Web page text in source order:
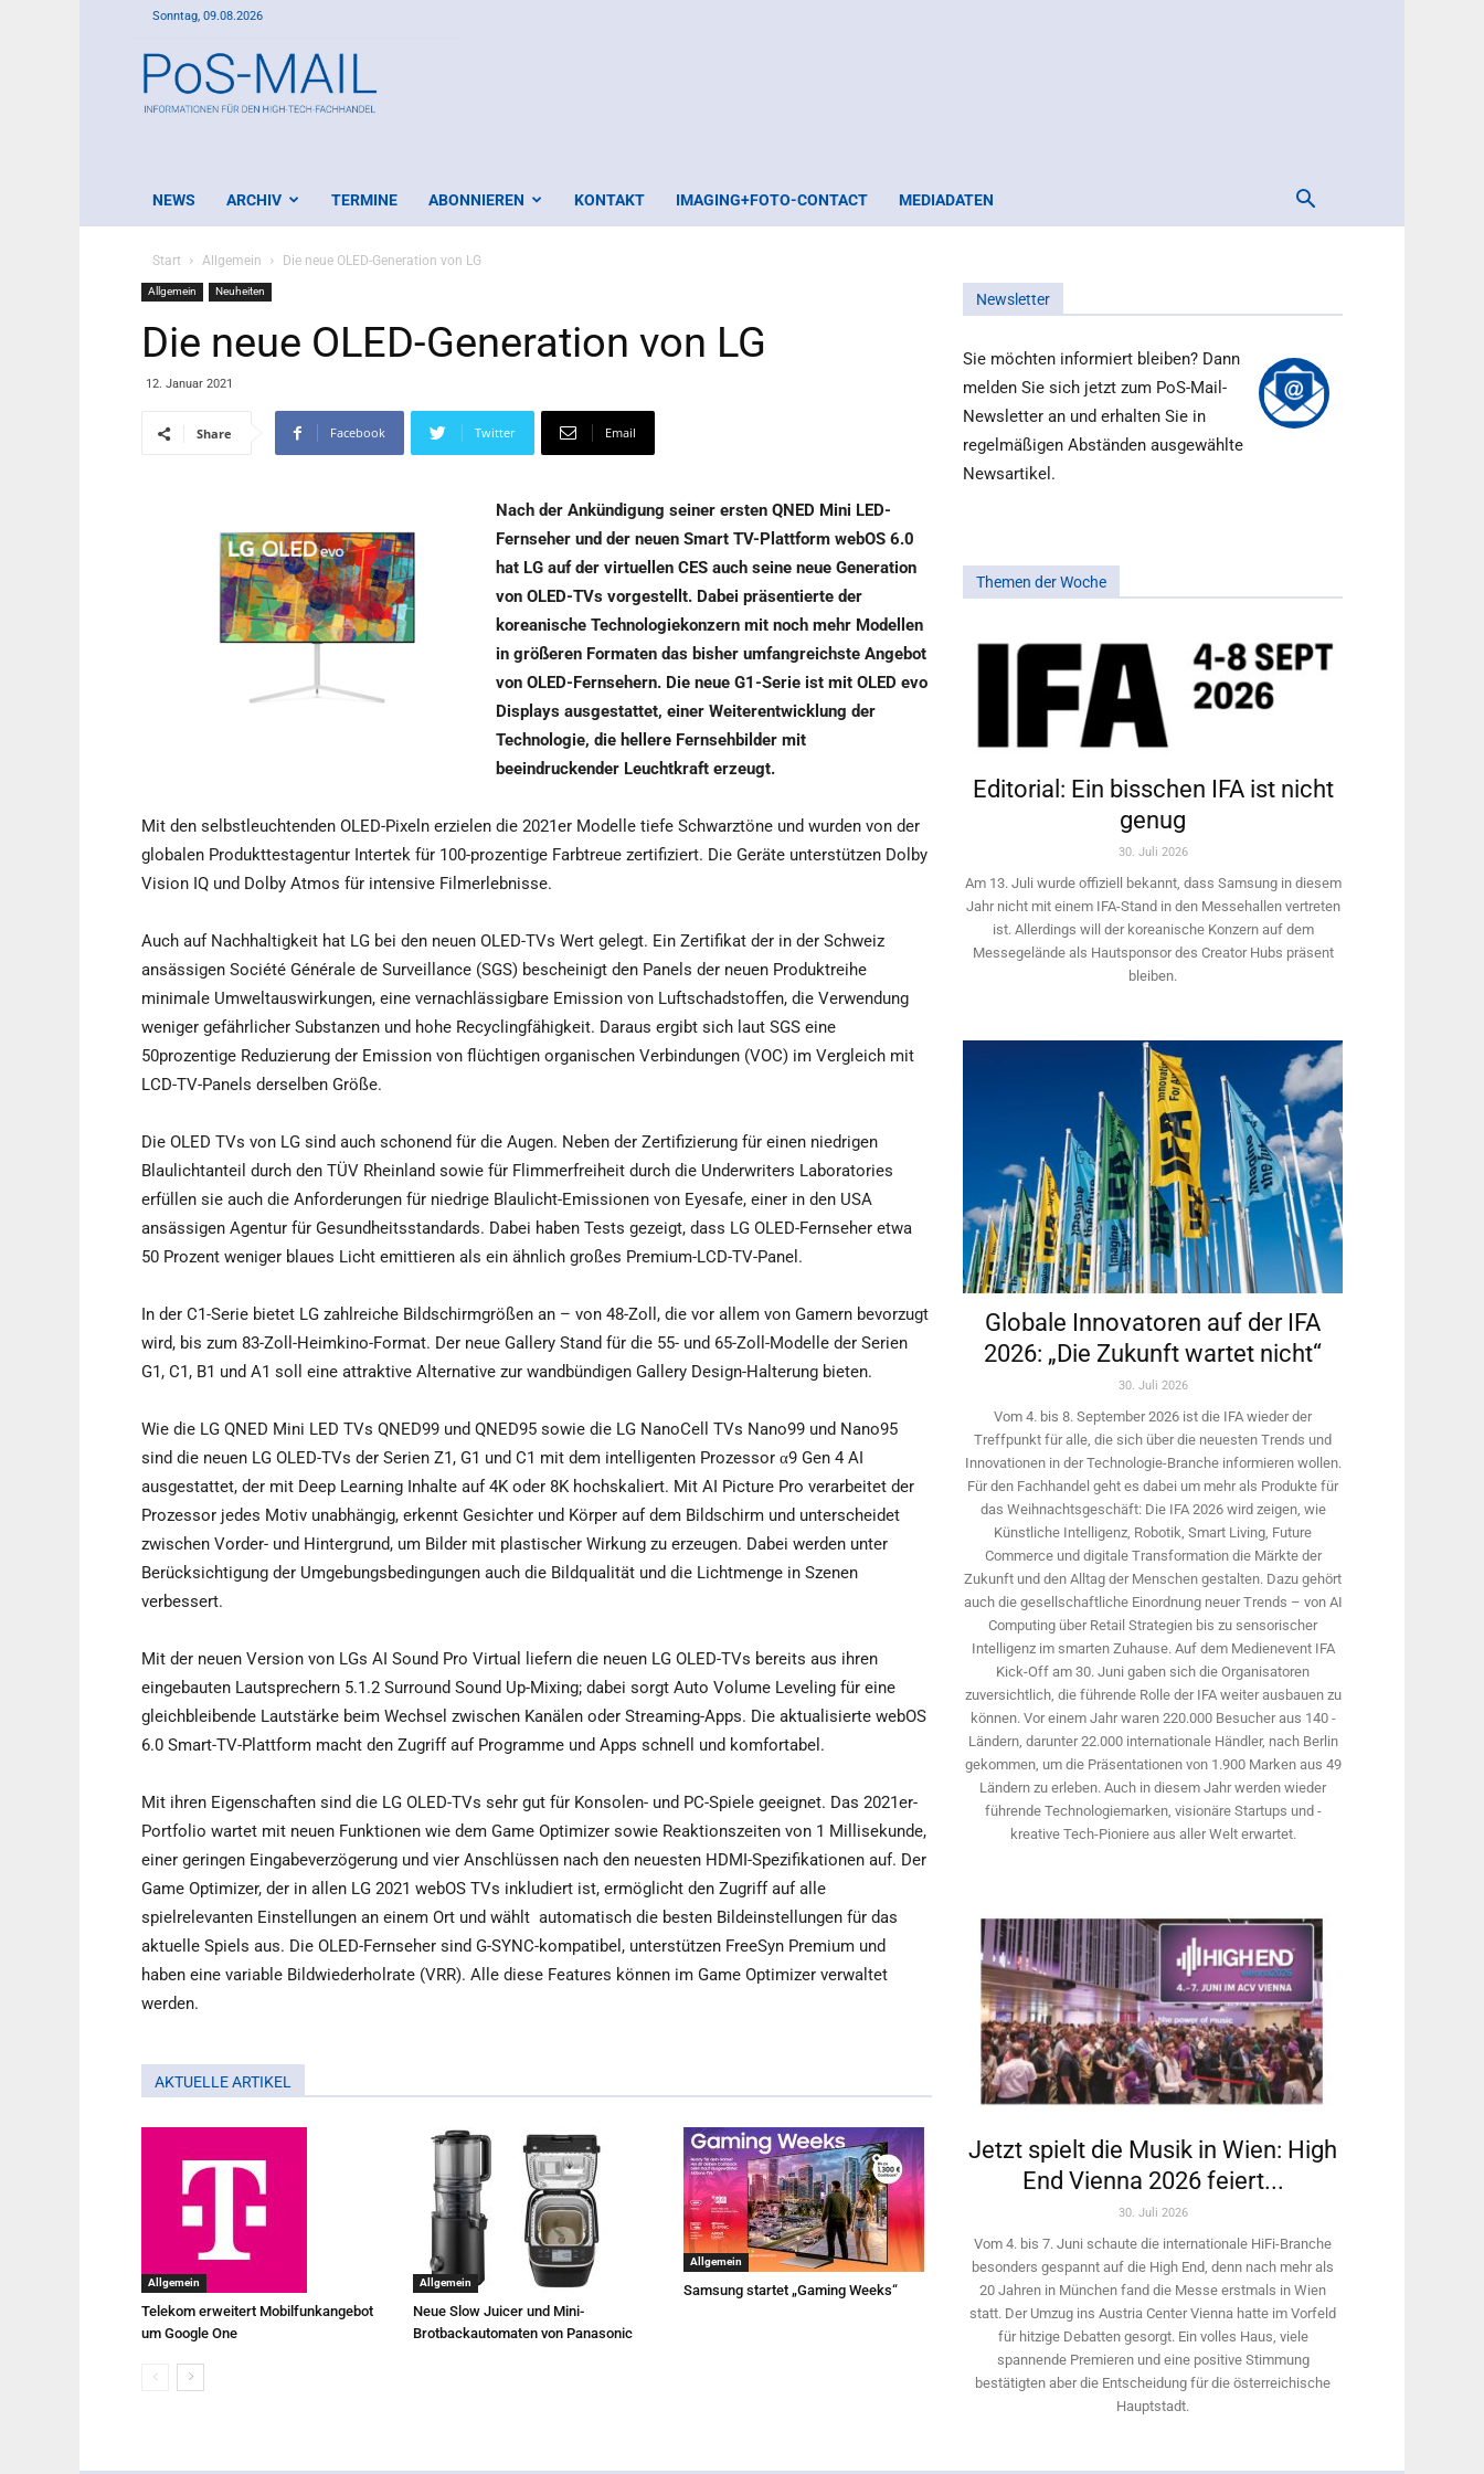
Sonntag, 09.08.2026
Mail
NEWS ARCHIV TERMINE ABONNIEREN KONTAKT IMAGING+FOTO-CONTACT MEDIADATEN
Start Allgemein Die neue OLED-Generation von LG
Allgemein Neuheiten
Die neue OLED-Generation von LG
12. Januar 2021
Share Facebook Twitter Email
Nach der Ankündigung seiner ersten QNED Mini LED-
Fernseher und der neuen Smart TV-Plattform webOS 6.0
hat LG auf der virtuellen CES auch seine neue Generation
von OLED-TVs vorgestellt. Dabei präsentierte der
koreanische Technologiekonzern mit noch mehr Modellen
in größeren Formaten das bisher umfangreichste Angebot
von OLED-Fernsehern. Die neue G1-Serie ist mit OLED evo
Displays ausgestattet, einer Weiterentwicklung der
Technologie, die hellere Fernsehbilder mit
beeindruckender Leuchtkraft erzeugt.
Mit den selbstleuchtenden OLED-Pixeln erzielen die 2021er Modelle tiefe Schwarztöne und wurden von der
globalen Produkttestagentur Intertek für 100-prozentige Farbtreue zertifiziert. Die Geräte unterstützen Dolby
Vision IQ und Dolby Atmos für intensive Filmerlebnisse.
Auch auf Nachhaltigkeit hat LG bei den neuen OLED-TVs Wert gelegt. Ein Zertifikat der in der Schweiz
ansässigen Société Générale de Surveillance (SGS) bescheinigt den Panels der neuen Produktreihe
minimale Umweltauswirkungen, eine vernachlässigbare Emission von Luftschadstoffen, die Verwendung
weniger gefährlicher Substanzen und hohe Recyclingfähigkeit. Daraus ergibt sich laut SGS eine
50prozentige Reduzierung der Emission von flüchtigen organischen Verbindungen (VOC) im Vergleich mit
LCD-TV-Panels derselben Größe.
Die OLED TVs von LG sind auch schonend für die Augen. Neben der Zertifizierung für einen niedrigen
Blaulichtanteil durch den TÜV Rheinland sowie für Flimmerfreiheit durch die Underwriters Laboratories
erfüllen sie auch die Anforderungen für niedrige Blaulicht-Emissionen von Eyesafe, einer in den USA
ansässigen Agentur für Gesundheitsstandards. Dabei haben Tests gezeigt, dass LG OLED-Fernseher etwa
50 Prozent weniger blaues Licht emittieren als ein ähnlich großes Premium-LCD-TV-Panel.
In der C1-Serie bietet LG zahlreiche Bildschirmgrößen an – von 48-Zoll, die vor allem von Gamern bevorzugt
wird, bis zum 83-Zoll-Heimkino-Format. Der neue Gallery Stand für die 55- und 65-Zoll-Modelle der Serien
G1, C1, B1 und A1 soll eine attraktive Alternative zur wandbündigen Gallery Design-Halterung bieten.
Wie die LG QNED Mini LED TVs QNED99 und QNED95 sowie die LG NanoCell TVs Nano99 und Nano95
sind die neuen LG OLED-TVs der Serien Z1, G1 und C1 mit dem intelligenten Prozessor α9 Gen 4 AI
ausgestattet, der mit Deep Learning Inhalte auf 4K oder 8K hochskaliert. Mit AI Picture Pro verarbeitet der
Prozessor jedes Motiv unabhängig, erkennt Gesichter und Körper auf dem Bildschirm und unterscheidet
zwischen Vorder- und Hintergrund, um Bilder mit plastischer Wirkung zu erzeugen. Dabei werden unter
Berücksichtigung der Umgebungsbedingungen auch die Bildqualität und die Lichtmenge in Szenen
verbessert.
Mit der neuen Version von LGs AI Sound Pro Virtual liefern die neuen LG OLED-TVs bereits aus ihren
eingebauten Lautsprechern 5.1.2 Surround Sound Up-Mixing; dabei sorgt Auto Volume Leveling für eine
gleichbleibende Lautstärke beim Wechsel zwischen Kanälen oder Streaming-Apps. Die aktualisierte webOS
6.0 Smart-TV-Plattform macht den Zugriff auf Programme und Apps schnell und komfortabel.
Mit ihren Eigenschaften sind die LG OLED-TVs sehr gut für Konsolen- und PC-Spiele geeignet. Das 2021er-
Portfolio wartet mit neuen Funktionen wie dem Game Optimizer sowie Reaktionszeiten von 1 Millisekunde,
einer geringen Eingabeverzögerung und vier Anschlüssen nach den neuesten HDMI-Spezifikationen auf. Der
Game Optimizer, der in allen LG 2021 webOS TVs inkludiert ist, ermöglicht den Zugriff auf alle
spielrelevanten Einstellungen an einem Ort und wählt automatisch die besten Bildeinstellungen für das
aktuelle Spiels aus. Die OLED-Fernseher sind G-SYNC-kompatibel, unterstützen FreeSyn Premium und
haben eine variable Bildwiederholrate (VRR). Alle diese Features können im Game Optimizer verwaltet
werden.
AKTUELLE ARTIKEL
Allgemein
Telekom erweitert Mobilfunkangebot
um Google One
Allgemein
Neue Slow Juicer und Mini-
Brotbackautomaten von Panasonic
Allgemein
Samsung startet „Gaming Weeks“
Newsletter
Sie möchten informiert bleiben? Dann
melden Sie sich jetzt zum PoS-Mail-
Newsletter an und erhalten Sie in
regelmäßigen Abständen ausgewählte
Newsartikel.
Themen der Woche
Editorial: Ein bisschen IFA ist nicht
genug
30. Juli 2026
Am 13. Juli wurde offiziell bekannt, dass Samsung in diesem
Jahr nicht mit einem IFA-Stand in den Messehallen vertreten
ist. Allerdings will ­der koreanische Konzern auf dem
Messegelände als Hautsponsor des Creator Hubs präsent
bleiben.
Globale Innovatoren auf der IFA
2026: „Die Zukunft wartet nicht“
30. Juli 2026
Vom 4. bis 8. September 2026 ist die IFA wieder der
Treffpunkt für alle, die sich über die neuesten Trends und
Innovationen in der Technologie-­Branche informieren wollen.
Für den Fachhandel geht es dabei um mehr als Produkte für
das Weihnachtsgeschäft: Die IFA 2026 wird ­zeigen, wie
Künstliche Intelligenz, Robotik, Smart Living, Future
Commerce und digitale Trans­formation die Märkte der
Zukunft und den Alltag der Menschen gestalten. Dazu gehört
auch die gesellschaftliche Einordnung neuer Trends – von AI
Computing über Retail Strategien bis zu sensorischer
Intelligenz im smarten Zuhause. Auf dem Medien­event IFA
Kick-Off am 30. Juni gaben sich die Organisatoren
zuversichtlich, die führende Rolle der IFA weiter ausbauen zu
können. Vor einem Jahr ­waren 220.000 Besucher aus 140 ­
Ländern, ­darunter 22.000 internationale Händler, nach Berlin
gekommen, um die Präsen­tationen von 1.900 Marken aus 49
Ländern zu erleben. Auch in diesem Jahr werden wieder
führende Technologiemarken, visionäre Startups und ­
kreative Tech-Pioniere aus aller Welt erwartet.
Jetzt spielt die Musik in Wien: High
End Vienna 2026 feiert...
30. Juli 2026
Vom 4. bis 7. Juni schaute die internationale HiFi-Branche
besonders gespannt auf die High End, denn nach mehr als
20 Jahren in München fand die Messe erstmals in Wien
statt. Der Umzug ins Austria Center Vienna hatte im Vorfeld
für hitzige Debatten gesorgt. Ein volles Haus, viele
spannende Premieren und eine positive Stimmung
bestätigten aber die Entscheidung für die österreichische
Hauptstadt.